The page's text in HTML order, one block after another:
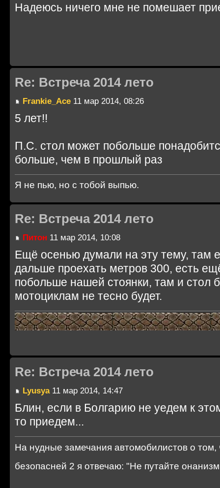
Надеюсь ничего мне не помешает
Re: Встреча 2014 лето
Frankie_Ace 11 мар 2014, 08:26
5 лет!!
П.С. стол может побольше
больше, чем в прошлый раз
Я не пью, но с тобой выпью.
Re: Встреча 2014 лето
Питон 11 мар 2014, 10:08
Ещё осенью думали на эту тему, там
дальше проехать метров 300, есть
побольше нашей стоянки, там и стол
мотоциклам не тесно будет.
Re: Встреча 2014 лето
Lyusya11 мар 2014, 14:47
Блин, если в Болгарию не уедем к
то приедем...
На нудные замечания автомобилистов о
безопасней 2 я отвечаю: "Не путайте